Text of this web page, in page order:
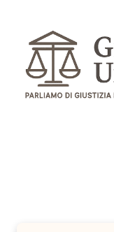
contenuto